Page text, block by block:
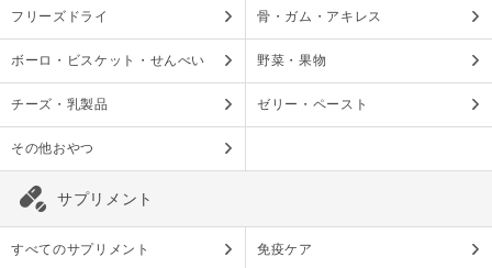
フリーズドライ 骨・ガム・アキレス
ボーロ・ビスケット・せんべい 野菜・果物
チーズ・乳製品 ゼリー・ペースト
その他おやつ
サプリメント
すべてのサプリメント 免疫ケア